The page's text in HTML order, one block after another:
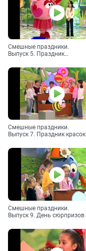
Смешные праздники.
Выпуск 5. Праздник
Смешные праздники.
Выпуск 7. Праздник красок
Смешные праздники.
Выпуск 9. День сюрпризов